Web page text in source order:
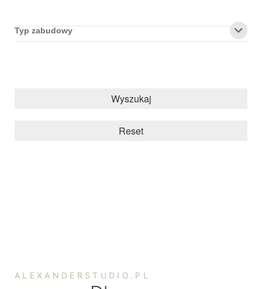
Typ zabudowy
Wyszukaj
Reset
ALEXANDERSTUDIO.PL